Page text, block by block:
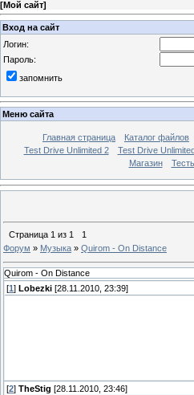
[Мой сайт]
Вход на сайт
Логин:
Пароль:
запомнить
Меню сайта
Главная страница Каталог файлов
Test Drive Unlimited 2
Test Drive
Магазин
Страница 1 из 1
1
Форум » Музыка » Quirom - On Distance
Quirom - On Distance
[1 ] Lobezki [28.11.2010, 23:39]
[2] TheStig [28.11.2010, 23:46]